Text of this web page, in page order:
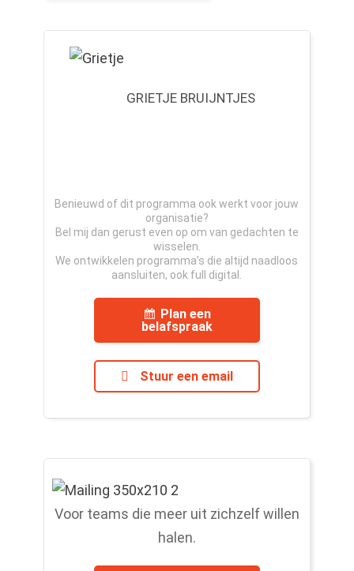
GRIETJE BRUIJNTJES
Benieuwd of dit programma ook werkt voor jouw
organisatie?
Bel mij dan gerust even op om van gedachten te
wisselen.
We ontwikkelen programma’s die altijd naadloos
aansluiten, ook full digital.
Plan een
belafspraak
Stuur een email
Voor teams die meer uit zichzelf willen
halen.